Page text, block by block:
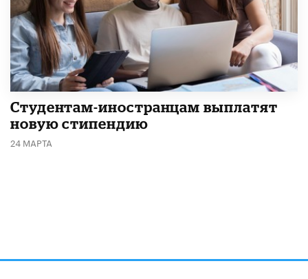
Студентам-иностранцам выплатят
новую стипендию
24 МАРТА